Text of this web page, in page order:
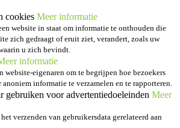
cookies Meer informatie
website in staat om informatie te onthouden die
zich gedraagt of eruit ziet, verandert, zoals uw
u zich bevindt.
informatie
website-eigenaren om te begrijpen hoe bezoekers
anoniem informatie te verzamelen en te rapporteren.
gebruiken voor advertentiedoeleinden Meer
verzenden van gebruikersdata gerelateerd aan